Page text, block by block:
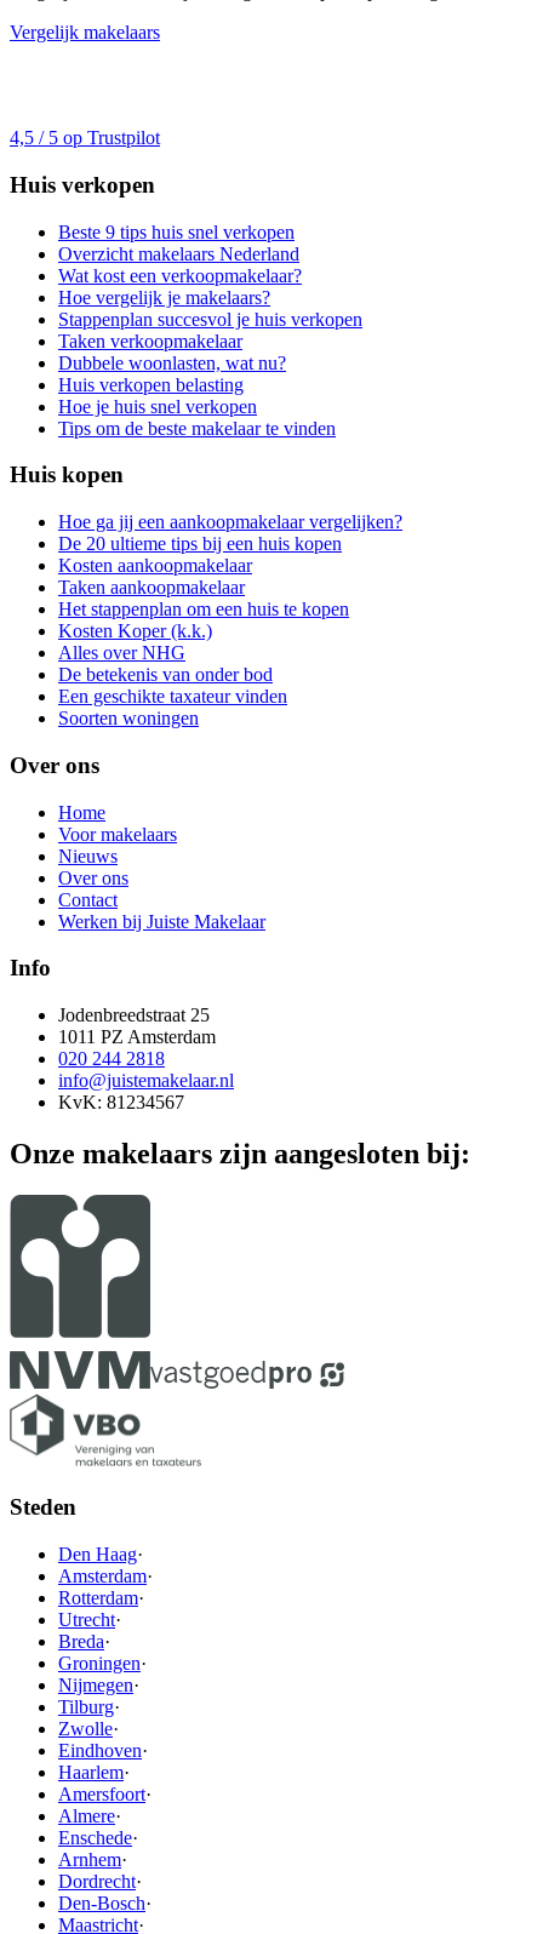
Vergelijk makelaars
4,5 / 5 op Trustpilot
Huis verkopen
Beste 9 tips huis snel verkopen
Overzicht makelaars Nederland
Wat kost een verkoopmakelaar?
Hoe vergelijk je makelaars?
Stappenplan succesvol je huis verkopen
Taken verkoopmakelaar
Dubbele woonlasten, wat nu?
Huis verkopen belasting
Hoe je huis snel verkopen
Tips om de beste makelaar te vinden
Huis kopen
Hoe ga jij een aankoopmakelaar vergelijken?
De 20 ultieme tips bij een huis kopen
Kosten aankoopmakelaar
Taken aankoopmakelaar
Het stappenplan om een huis te kopen
Kosten Koper (k.k.)
Alles over NHG
De betekenis van onder bod
Een geschikte taxateur vinden
Soorten woningen
Over ons
Home
Voor makelaars
Nieuws
Over ons
Contact
Werken bij Juiste Makelaar
Info
Jodenbreedstraat 25
1011 PZ Amsterdam
020 244 2818
info@juistemakelaar.nl
KvK: 81234567
Onze makelaars zijn aangesloten bij:
Steden
Den Haag·
Amsterdam·
Rotterdam·
Utrecht·
Breda·
Groningen·
Nijmegen·
Tilburg·
Zwolle·
Eindhoven·
Haarlem·
Amersfoort·
Almere·
Enschede·
Arnhem·
Dordrecht·
Den-Bosch·
Maastricht·